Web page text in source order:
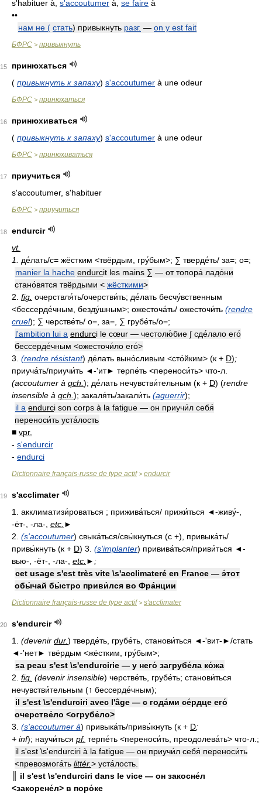
s'habituer à, s'accoutumer à, se faire à
••
нам не ( стать) привыкнуть разг. — on y est fait
БФРС > привыкнуть
15
принюхаться
( привыкнуть к запаху) s'accoutumer à une odeur
БФРС > принюхаться
16
принюхиваться
( привыкнуть к запаху) s'accoutumer à une odeur
БФРС > принюхиваться
17
приучиться
s'accoutumer, s'habituer
БФРС > приучиться
18
endurcir
vt.
1.
де́лать/с= жёстким <твёрдым, гру́бым>; ∑ тверде́ть/ за=; о=;
manier la hache endurcit les mains ∑ — от топора́ ладо́ни
стано́вятся твёрдыми < жёсткими>
2. fig. очерствля́ть/очерстви́ть; де́лать бесчу́вственным
<бессерде́чным, безду́шным>; ожесточа́ть/ ожесточи́ть (rendre
cruel); ∑ черстве́ть/ о=, за=, ∑ грубе́ть/о=;
l'ambition lui a endurci le cœur — честолю́бие ∫ сде́лало его́
бессерде́чным <ожесточи́ло его́>
3. (rendre résistant) де́лать выно́сливым <сто́йким> (к + D);
приуча́ть/приучи́ть ◄-'ит► терпе́ть <переноси́ть> что-л.
(accoutumer à qch. ); де́лать нечувстви́тельным (к + D) (rendre
insensible à qch. ); закаля́ть/закали́ть (aguerrir);
il a endurci son corps à la fatigue — он приучи́л себя́
переноси́ть уста́лость
■ vpr.
- s'endurcir
- endurci
Dictionnaire français-russe de type actif> endurcir
19
s'acclimater
1. акклиматизи́роваться ; прижива́ться/ прижи́ться ◄-живу́-,
-ёт-, -ла-, etc. ►
2. (s'accoutumer) свыка́ться/свы́кнуться (с +), привыка́ть/
привы́кнуть (к + D) 3. (s'implanter) привива́ться/приви́ться ◄-
вью-, -ёт-, -ла-, etc. ►;
cet usage s'est très vite \s'acclimateré en France — э́тот
обы́чай бы́стро приви́лся во Фра́нции
Dictionnaire français-russe de type actif> s'acclimater
20
s'endurcir
1. (devenir dur.) тверде́ть, грубе́ть, станови́ться ◄-'вит-►/стать
◄-'нет► твёрдым <жёстким, гру́бым>;
sa peau s'est \s'endurcirie — у него́ загрубе́ла ко́жа
2. fig. (devenir insensible) черстве́ть, грубе́ть; станови́ться
нечувстви́тельным (↑ бессерде́чным);
il s'est \s'endurciri avec l'âge — с года́ми се́рдце его́
очерстве́ло <огрубе́ло>
3. (s'accoutumer à) привыка́ть/привы́кнуть (к + D;
+ inf); научи́ться pf. терпе́ть <переноси́ть, преодолева́ть> что-л.;
il s'est \s'endurciri à la fatigue — он приучи́л себя́ переноси́ть
<превозмога́ть littér.> уста́лость.
║ il s'est \s'endurciri dans le vice — он закосне́л
<закорене́л> в поро́ке